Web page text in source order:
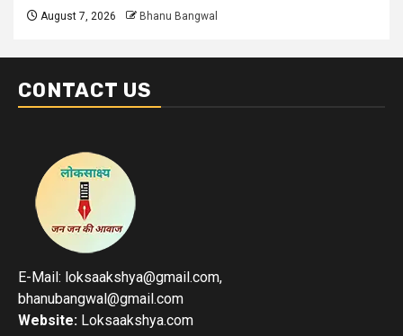
August 7, 2026 Bhanu Bangwal
CONTACT US
E-Mail: loksaakshya@gmail.com,
bhanubangwal@gmail.com
Website: Loksaakshya.com